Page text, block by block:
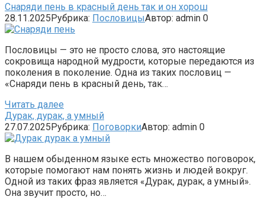
Снаряди пень в красный день так и он хорош
28.11.2025Рубрика: ПословицыАвтор: admin 0
Пословицы — это не просто слова, это настоящие
сокровища народной мудрости, которые передаются из
поколения в поколение. Одна из таких пословиц —
«Снаряди пень в красный день, так…
Читать далее
Дурак, дурак, а умный
27.07.2025Рубрика: ПоговоркиАвтор: admin 0
В нашем обыденном языке есть множество поговорок,
которые помогают нам понять жизнь и людей вокруг.
Одной из таких фраз является «Дурак, дурак, а умный».
Она звучит просто, но…